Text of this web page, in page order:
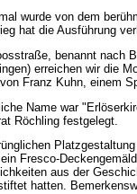
wurde von dem
hat die Ausführung
benannt nach
erreichen wir die
Franz Kuhn, einem
Name war
Röchling festgelegt.
Fresco-
aus der
hatten.